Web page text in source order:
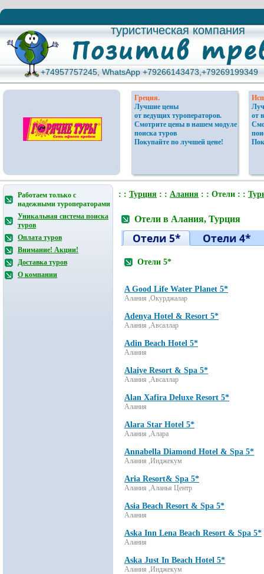
туристическая компания
туристическая компания
+74957757245, WhatsApp +79266143473,+79269199349
+74957757245, WhatsApp +79266143473,+79269199349
Греция.
Лучшие цены
от ведущих туроператоров.
Смотрите цены в нашем модуле
поиска туров
Покупайте по лучшей цене!
от
Работаем только с
надежными туроператорами
Уникальная система поиска
туров
Оплата туров
Внимание! Акции!
Доставка туров
О компании
: : Турция : : Алания : : Отели : :
Отели в Алания, Турция
Отели 5* Отели 4*
Отели 5*
A Good Life Water Planet 5*
Алания ,Окурджалар
Adenya Hotel & Resort 5*
Алания ,Авсаллар
Adin Beach Hotel 5*
Алания
Alaiye Resort & Spa 5*
Алания ,Авсаллар
Alan Xafira Deluxe Resort 5*
Алания
Alara Star Hotel 5*
Алания ,Алара
Annabella Diamond Hotel & Spa 5*
Алания ,Инджекум
Aria Resort& Spa 5*
Алания ,Аланья Центр
Asia Beach Resort & Spa 5*
Алания
Aska Inn Lena Beach Resort & Spa 5*
Алания
Aska Just In Beach Hotel 5*
Алания ,Инджекум